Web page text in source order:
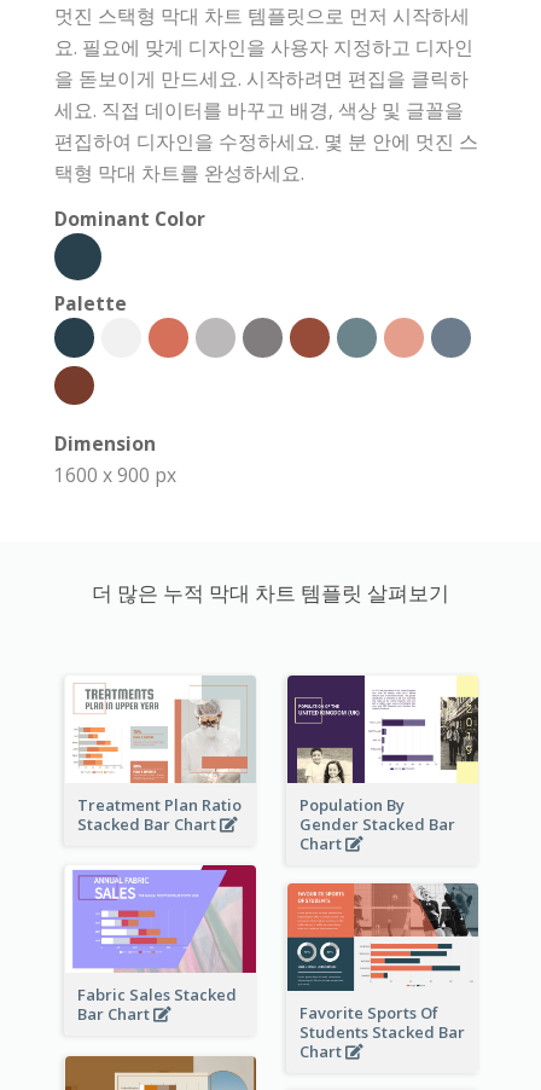
멋진 스택형 막대 차트 템플릿으로 먼저 시작하세
요. 필요에 맞게 디자인을 사용자 지정하고 디자인
을 돋보이게 만드세요. 시작하려면 편집을 클릭하
세요. 직접 데이터를 바꾸고 배경, 색상 및 글꼴을
편집하여 디자인을 수정하세요. 몇 분 안에 멋진 스
택형 막대 차트를 완성하세요.
Dominant Color
Palette
Dimension
1600 x 900 px
더 많은 누적 막대 차트 템플릿 살펴보기
Treatment Plan Ratio
Stacked Bar Chart
Population By
Gender Stacked Bar
Chart
Fabric Sales Stacked
Bar Chart
Favorite Sports Of
Students Stacked Bar
Chart